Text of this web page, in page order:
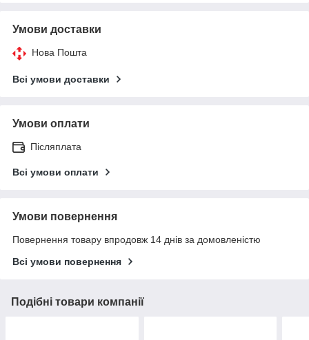
Умови доставки
Нова Пошта
Всі умови доставки
Умови оплати
Післяплата
Всі умови оплати
Умови повернення
Повернення товару впродовж 14 днів за домовленістю
Всі умови повернення
Подібні товари компанії